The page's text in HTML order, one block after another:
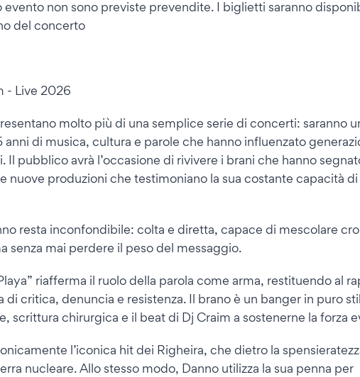
evento non sono previste prevendite. I biglietti saranno
del concerto
- Live 2026
molto più di una semplice serie di concerti: saranno
anni di musica, cultura e parole che hanno influenzato
Il pubblico avrà l’occasione di rivivere i brani che hanno
nuove produzioni che testimoniano la sua costante capacità
resta inconfondibile: colta e diretta, capace di mescolare
senza mai perdere il peso del messaggio.
riafferma il ruolo della parola come arma, restituendo al
di critica, denuncia e resistenza. Il brano è un banger in puro
scrittura chirurgica e il beat di Dj Craim a sostenerne la forza
l’iconica hit dei Righeira, che dietro la
nucleare. Allo stesso modo, Danno utilizza la sua penna per